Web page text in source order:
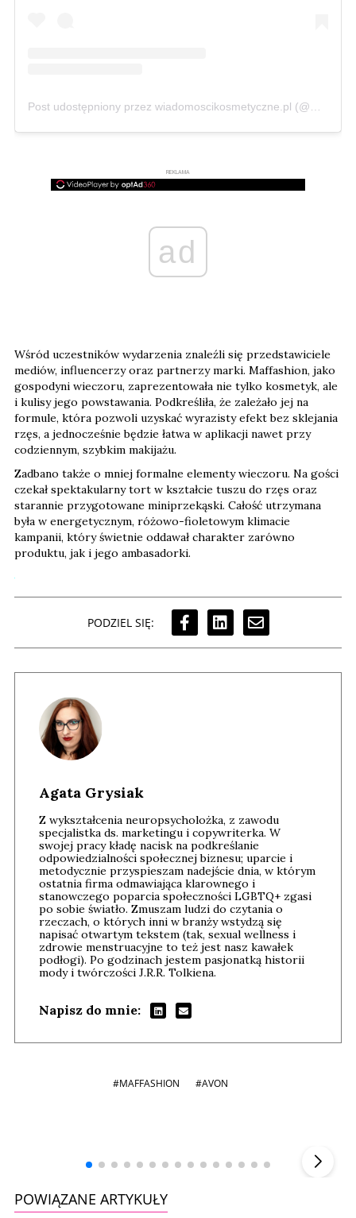
Post udostępniony przez wiadomoscikosmetyczne.pl (@wiadomoscikosmetyczne)
REKLAMA
ad
Wśród uczestników wydarzenia znaleźli się przedstawiciele
mediów, influencerzy oraz partnerzy marki. Maffashion, jako
gospodyni wieczoru, zaprezentowała nie tylko kosmetyk, ale
i kulisy jego powstawania. Podkreśliła, że zależało jej na
formule, która pozwoli uzyskać wyrazisty efekt bez sklejania
rzęs, a jednocześnie będzie łatwa w aplikacji nawet przy
codziennym, szybkim makijażu.
Zadbano także o mniej formalne elementy wieczoru. Na gości
czekał spektakularny tort w kształcie tuszu do rzęs oraz
starannie przygotowane miniprzekąski. Całość utrzymana
była w energetycznym, różowo-fioletowym klimacie
kampanii, który świetnie oddawał charakter zarówno
produktu, jak i jego ambasadorki.
PODZIEL SIĘ:
Agata Grysiak
Z wykształcenia neuropsycholożka, z zawodu
specjalistka ds. marketingu i copywriterka. W
swojej pracy kładę nacisk na podkreślanie
odpowiedzialności społecznej biznesu; uparcie i
metodycznie przyspieszam nadejście dnia, w którym
ostatnia firma odmawiająca klarownego i
stanowczego poparcia społeczności LGBTQ+ zgasi
po sobie światło. Zmuszam ludzi do czytania o
rzeczach, o których inni w branży wstydzą się
napisać otwartym tekstem (tak, sexual wellness i
zdrowie menstruacyjne to też jest nasz kawałek
podłogi). Po godzinach jestem pasjonatką historii
mody i twórczości J.R.R. Tolkiena.
Napisz do mnie:
#MAFFASHION #AVON
POWIĄZANE ARTYKUŁY